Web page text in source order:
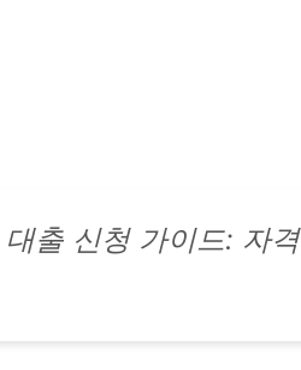
출 신청 가이드: 자격